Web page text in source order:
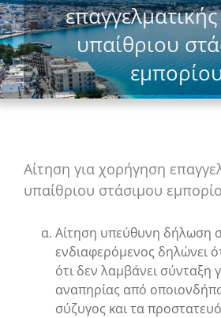
υπαίθριου
Αίτηση για χορήγηση
υπαίθριου στάσιμου
Αίτηση υπεύθυνη δήλωση
ενδιαφερόμενος δηλώνει
ότι δεν λαμβάνει σύνταξη
αναπηρίας από
σύζυγος και τα